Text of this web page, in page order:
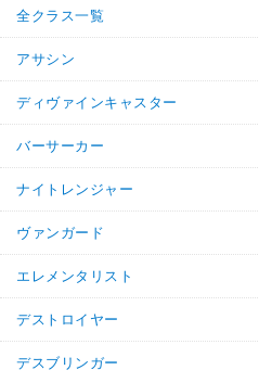
全クラス一覧
アサシン
ディヴァインキャスター
バーサーカー
ナイトレンジャー
ヴァンガード
エレメンタリスト
デストロイヤー
デスブリンガー